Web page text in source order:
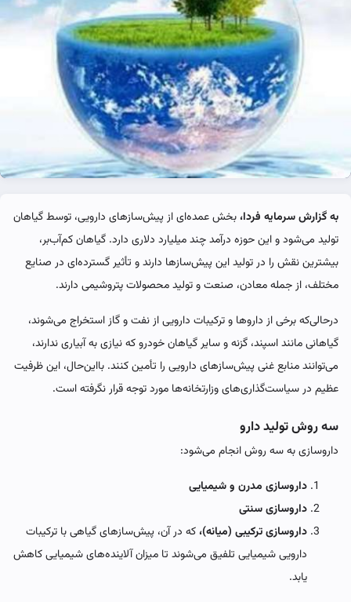
به گزارش سرمایه فردا،بخش عمده‌ای از پیش‌سازهای دارویی، توسط گیاهان
تولید می‌شود و این حوزه درآمد چند میلیارد دلاری دارد. گیاهان کم‌آب‌بر،
بیشترین نقش را در تولید این پیش‌سازها دارند و تأثیر گسترده‌ای در صنایع
مختلف، از جمله معادن، صنعت و تولید محصولات پتروشیمی دارند.
درحالی‌که برخی از داروها و ترکیبات دارویی از نفت و گاز استخراج می‌شوند،
گیاهانی مانند اسپند، گزنه و سایر گیاهان خودرو که نیازی به آبیاری ندارند،
می‌توانند منابع غنی پیش‌سازهای دارویی را تأمین کنند. بااین‌حال، این ظرفیت
عظیم در سیاست‌گذاری‌های وزارتخانه‌ها مورد توجه قرار نگرفته است.
سه روش تولید دارو
داروسازی به سه روش انجام می‌شود:
داروسازی مدرن و شیمیایی
داروسازی سنتی
داروسازی ترکیبی (میانه)،که در آن، پیش‌سازهای گیاهی با ترکیبات
دارویی شیمیایی تلفیق می‌شوند تا میزان آلاینده‌های شیمیایی کاهش
یابد.